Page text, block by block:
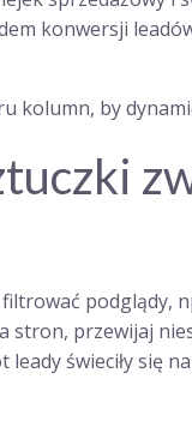
konwersji
kolumn, by
podglądy,
stron, przewijaj
leady świeciły się